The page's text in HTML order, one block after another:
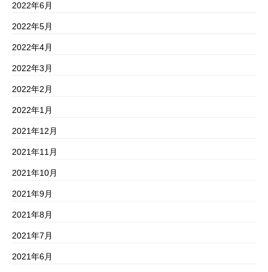
2022年6月
2022年5月
2022年4月
2022年3月
2022年2月
2022年1月
2021年12月
2021年11月
2021年10月
2021年9月
2021年8月
2021年7月
2021年6月